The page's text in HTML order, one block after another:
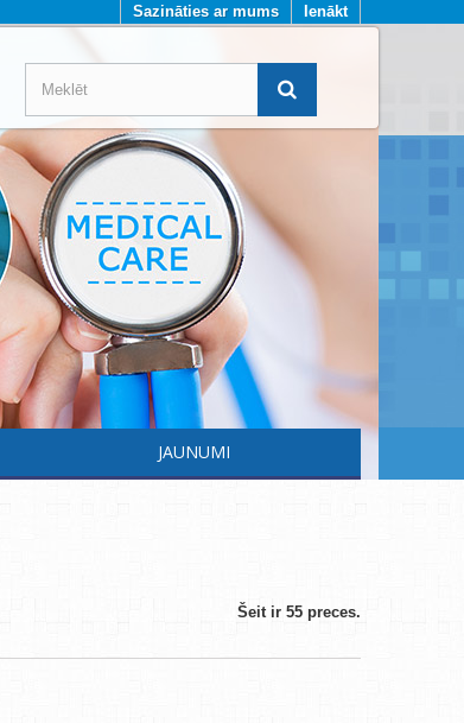
Ienākt
Sazināties ar mums
JAUNUMI
Šeit ir 55 preces.